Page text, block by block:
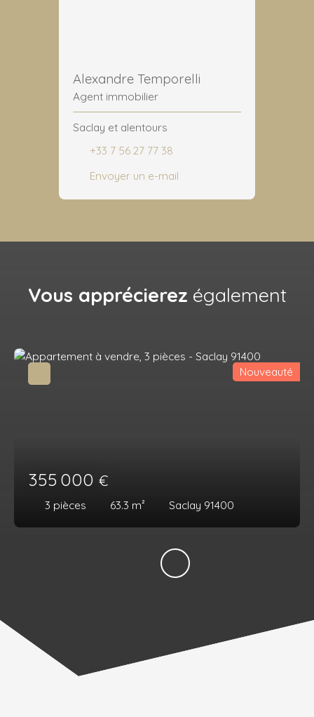
Alexandre Temporelli
Agent immobilier
Saclay et alentours
+33 7 56 27 77 38
Envoyer un e-mail
Vous apprécierez également
355 000 €
3 pièces 63.3 m² Saclay 91400
Nouveauté